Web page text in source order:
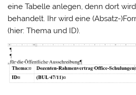
eine Tabelle anlegen, denn dort
behandelt. Ihr wird eine (Absatz-
(hier: Thema und ID).